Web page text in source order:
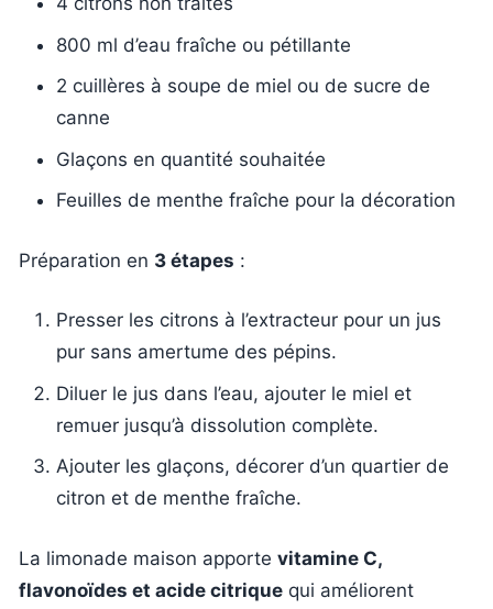
800 ml d’eau fraîche ou pétillante
2 cuillères à soupe de miel ou de sucre de
canne
Glaçons en quantité souhaitée
Feuilles de menthe fraîche pour la décoration
Préparation en 3 étapes :
Presser les citrons à l’extracteur pour un jus
pur sans amertume des pépins.
Diluer le jus dans l’eau, ajouter le miel et
remuer jusqu’à dissolution complète.
Ajouter les glaçons, décorer d’un quartier de
citron et de menthe fraîche.
La limonade maison apporte vitamine C,
flavonoïdes et acide citrique qui améliorent